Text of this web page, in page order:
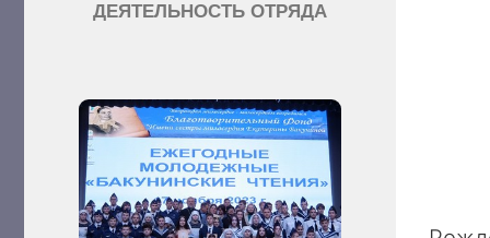
ДЕЯТЕЛЬНОСТЬ ОТРЯДА